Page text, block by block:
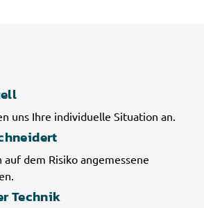
uns Ihre individuelle Situation an.
auf dem Risiko angemessene
Technik